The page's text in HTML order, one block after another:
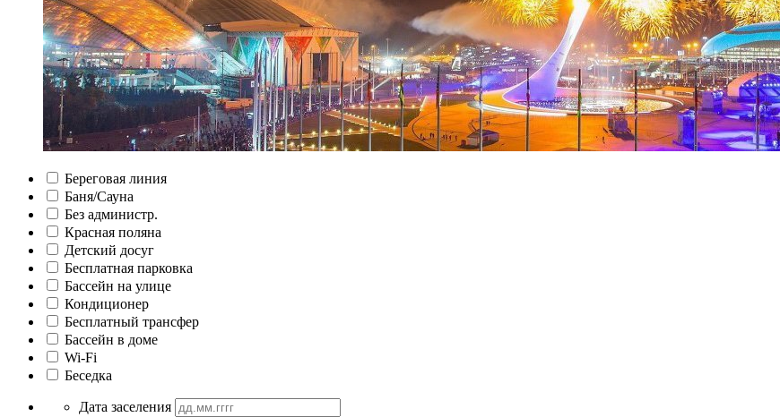
Береговая линия
Баня/Сауна
Без администр.
Красная поляна
Детский досуг
Бесплатная парковка
Бассейн на улице
Кондиционер
Бесплатный трансфер
Бассейн в доме
Wi-Fi
Беседка
Дата заселения